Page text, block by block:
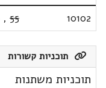
10102
55
,
תוכניות קשורות
תוכניות משתנות